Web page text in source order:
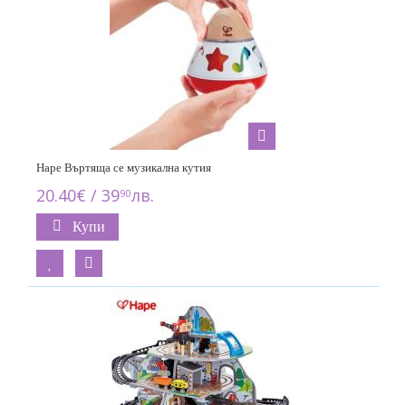
Hape Въртяща се музикална кутия
20.40€ / 3990лв.
Купи